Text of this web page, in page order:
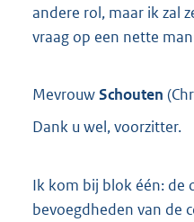
andere rol, maar ik zal
vraag op een nette
MevrouwSchouten (
Dank u wel, voorzitter.
Ik kom bij blok één: de
bevoegdheden van de